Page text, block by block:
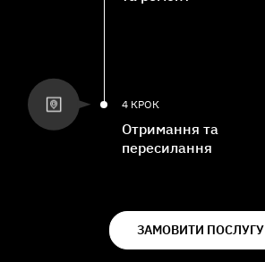
4 КРОК
Отримання та
пересилання
ЗАМОВИТИ ПОСЛУГУ